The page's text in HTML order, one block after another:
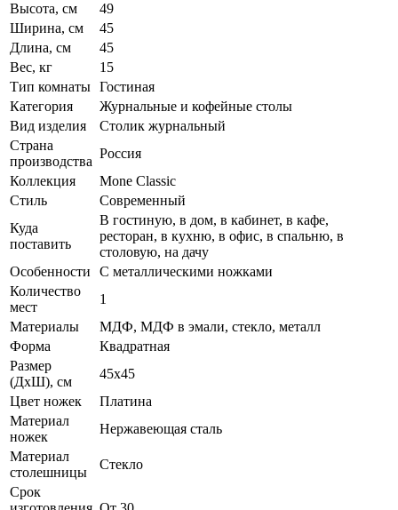
Высота, см
49
Ширина, см
45
Длина, см
45
Вес, кг
15
Тип комнаты Гостиная
Категория
Журнальные и кофейные столы
Вид изделия
Столик журнальный
Страна
производства
Россия
Коллекция
Mone Classic
Стиль
Современный
Куда
поставить
В гостиную, в дом, в кабинет, в кафе,
ресторан, в кухню, в офис, в спальню, в
столовую, на дачу
Особенности
С металлическими ножками
Количество
мест
1
Материалы
МДФ, МДФ в эмали, стекло, металл
Форма
Квадратная
Размер
(ДхШ), см
45х45
Цвет ножек
Платина
Материал
ножек
Нержавеющая сталь
Материал
столешницы
Стекло
Срок